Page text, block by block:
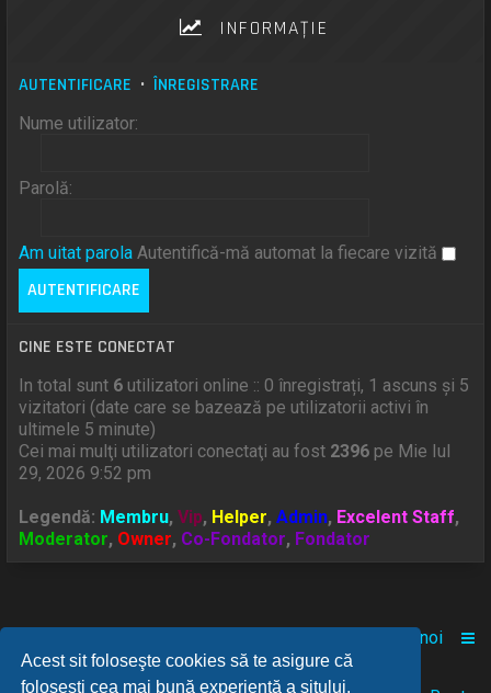
Acest sit foloseşte cookies să te asigure că
foloseşti cea mai bună experienţă a sitului.
INFORMAŢIE
AUTENTIFICARE •ÎNREGISTRARE
Nume utilizator:
Parolă:
Am uitat parola Autentifică-mă automat la fiecare vizită
CINE ESTE CONECTAT
In total sunt 6 utilizatori online :: 0 înregistrați, 1 ascuns și 5
vizitatori (date care se bazează pe utilizatorii activi în
ultimele 5 minute)
Cei mai mulţi utilizatori conectaţi au fost 2396 pe Mie Iul
29, 2026 9:52 pm
Legendă: Membru,Vip, Helper,Admin, Excelent Staff,
Moderator, Owner, Co-Fondator, Fondator
Despre noi